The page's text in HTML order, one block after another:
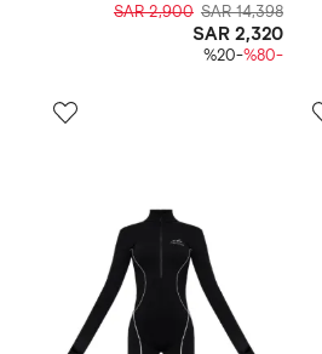
SAR 14,398
SAR 2,900
SAR 2,320
-%80
-%20